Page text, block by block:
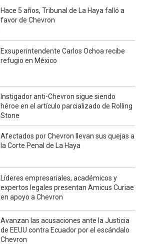
Hace 5 años, Tribunal de La Haya falló a
favor de Chevron
Exsuperintendente Carlos Ochoa recibe
refugio en México
Instigador anti-Chevron sigue siendo
héroe en el artículo parcializado de Rolling
Stone
Afectados por Chevron llevan sus quejas a
la Corte Penal de La Haya
Líderes empresariales, académicos y
expertos legales presentan Amicus Curiae
en apoyo a Chevron
Avanzan las acusaciones ante la Justicia
de EEUU contra Ecuador por el escándalo
Chevron